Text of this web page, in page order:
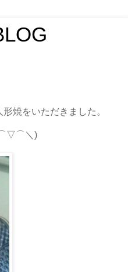
焼をいただきました。
＼)